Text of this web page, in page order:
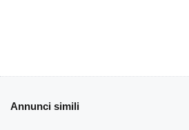
Annunci simili